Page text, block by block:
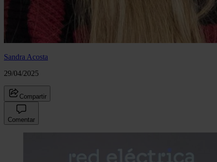
Sandra Acosta
29/04/2025
Compartir
Comentar